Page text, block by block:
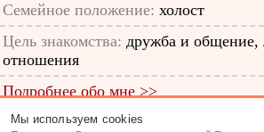
Семейное положение: холост
Цель знакомства: дружба и общение,
отношения
Подробнее обо мне >>
ID анкеты: 12662416
Мы используем cookies